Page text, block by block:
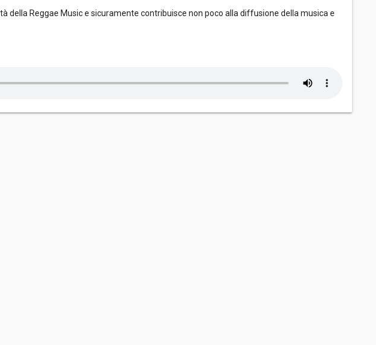
della Reggae Music e sicuramente contribuisce non poco alla diffusione della musica e